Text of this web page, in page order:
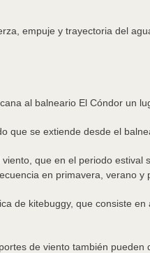
empuje y trayectoria del
al balneario El Cóndor un
que se extiende desde el
que en el periodo
en primavera, verano y
de kitebuggy, que consiste
de viento también